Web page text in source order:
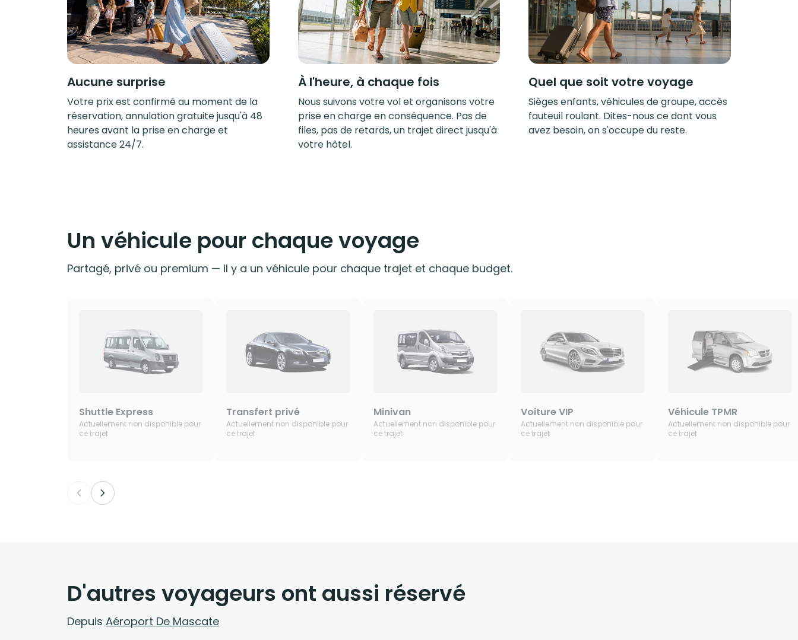
Aucune surprise
Votre prix est confirmé au moment de la
réservation, annulation gratuite jusqu'à 48
heures avant la prise en charge et
assistance 24/7.
À l'heure, à chaque fois
Nous suivons votre vol et organisons votre
prise en charge en conséquence. Pas de
files, pas de retards, un trajet direct jusqu'à
votre hôtel.
Quel que soit votre voyage
Sièges enfants, véhicules de groupe, accès
fauteuil roulant. Dites-nous ce dont vous
avez besoin, on s'occupe du reste.
Un véhicule pour chaque voyage
Partagé, privé ou premium — il y a un véhicule pour chaque trajet et chaque budget.
Shuttle Express
Actuellement non disponible pour
ce trajet
Transfert privé
Actuellement non disponible pour
ce trajet
Minivan
Actuellement non disponible pour
ce trajet
Voiture VIP
Actuellement non disponible pour
ce trajet
Véhicule TPMR
Actuellement non disponible pour
ce trajet
D'autres voyageurs ont aussi réservé
Depuis Aéroport De Mascate